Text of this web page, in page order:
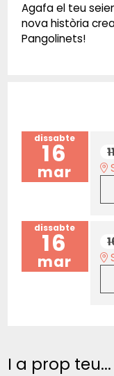
Agafa el teu
nova història
Pangolinets!
dissabte
16
mar
dissabte
16
mar
I a prop teu...